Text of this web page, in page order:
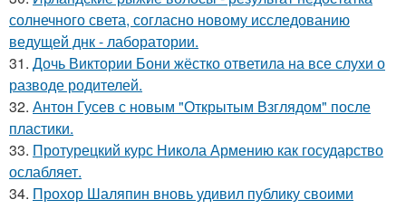
солнечного света, согласно новому исследованию
ведущей днк - лаборатории.
31. Дочь Виктории Бони жёстко ответила на все слухи о
разводе родителей.
32. Антон Гусев с новым "Открытым Взглядом" после
пластики.
33. Протурецкий курс Никола Армению как государство
ослабляет.
34. Прохор Шаляпин вновь удивил публику своими